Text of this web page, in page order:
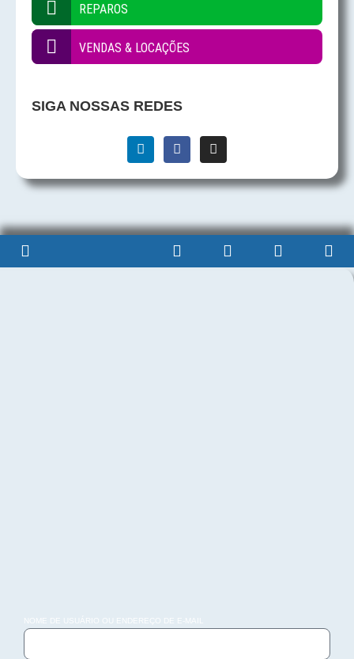
REPAROS
VENDAS & LOCAÇÕES
SIGA NOSSAS REDES
NOME DE USUÁRIO OU ENDEREÇO DE E-MAIL